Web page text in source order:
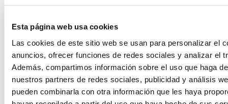
Esta página web usa cookies
Las cookies de este sitio web se usan para personalizar el
anuncios, ofrecer funciones de redes sociales y analizar el
Además, compartimos información sobre el uso que haga
nuestros partners de redes sociales, publicidad y análisis
pueden combinarla con otra información que les haya
Day chárter con Patrón en Mallorca
Day charter Mallorca
Alquilar yates en Mallorca
Alquiler de yates en Mallorca